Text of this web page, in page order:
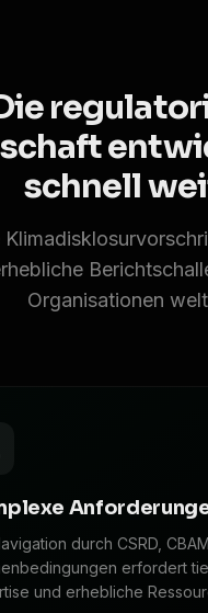
schnell
Organisationen
durch CSRD,
erfordert
und erhebliche